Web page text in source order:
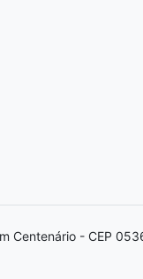
Centenário - CEP